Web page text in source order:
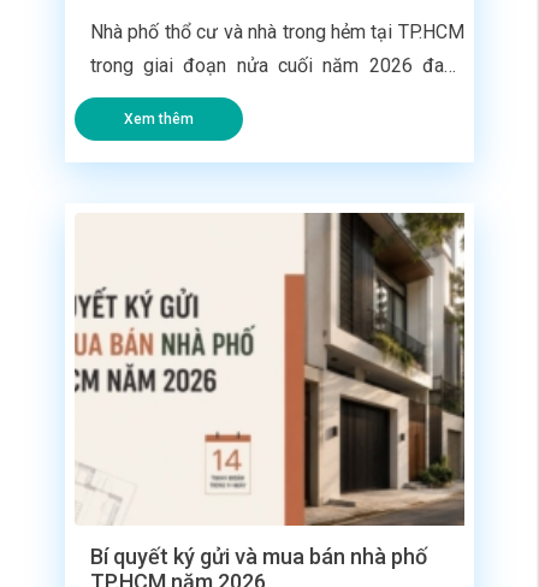
Nhà phố thổ cư và nhà trong hẻm tại TP.HCM
trong giai đoạn nửa cuối năm 2026 đang
chứng kiến sự chuyển dịch tư duy mạnh mẽ
từ phía người mua. Khi hành lang pháp lý
được siết chặt với sự xuất hiện của hệ thống
Xem thêm
Bí quyết ký gửi và mua bán nhà phố
TP.HCM năm 2026